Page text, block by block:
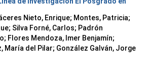
Nieto, Enrique; Montes, Patricia;
; Silva Forné, Carlos; Padrón
; Flores Mendoza, Imer Benjamín;
María del Pilar; González Galván, Jorge